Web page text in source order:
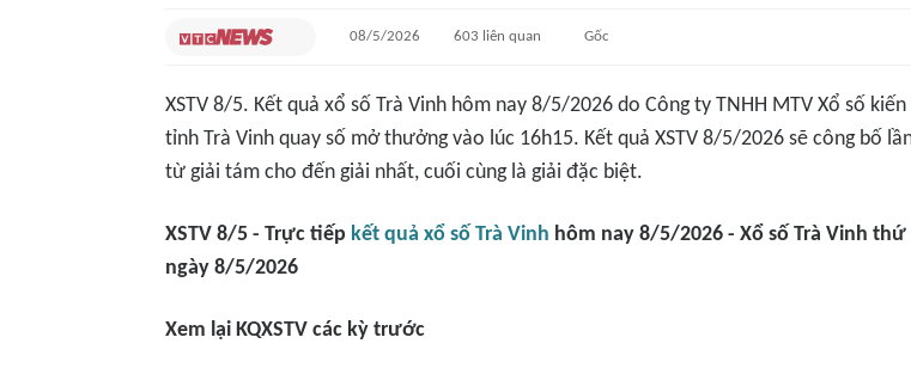
08/5/2026 603 liên quan Gốc
XSTV 8/5. Kết quả xổ số Trà Vinh hôm nay 8/5/2026 do Công ty TNHH MTV Xổ số
tỉnh Trà Vinh quay số mở thưởng vào lúc 16h15. Kết quả XSTV 8/5/2026 sẽ công bố
từ giải tám cho đến giải nhất, cuối cùng là giải đặc biệt.
XSTV 8/5 - Trực tiếp kết quả xổ số Trà Vinh hôm nay 8/5/2026 - Xổ số Trà Vinh thứ
ngày 8/5/2026
Xem lại KQXSTV các kỳ trước